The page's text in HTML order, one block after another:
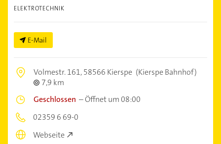
ELEKTROTECHNIK
E-Mail
Volmestr. 161,58566 Kierspe (Kierspe Bahnhof)
7,9 km
Geschlossen –Öffnet um 08:00
02359 6 69-0
Webseite